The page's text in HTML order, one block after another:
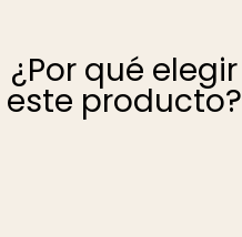
¿Por qué elegir
este producto?